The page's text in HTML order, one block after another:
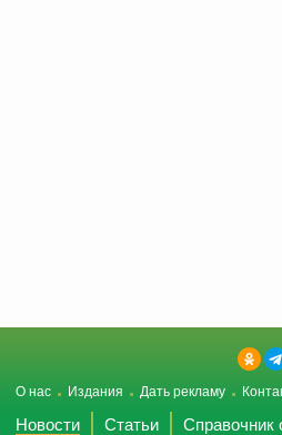
О нас Издания Дать рекламу
Новости Статьи
Справочник